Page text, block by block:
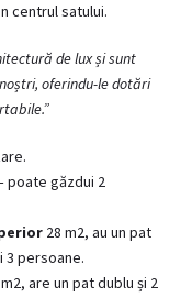
centrul satului.
de lux și sunt
oferindu-le dotări
poate găzdui 2
28 m2, au un pat
3 persoane.
are un pat dublu și 2